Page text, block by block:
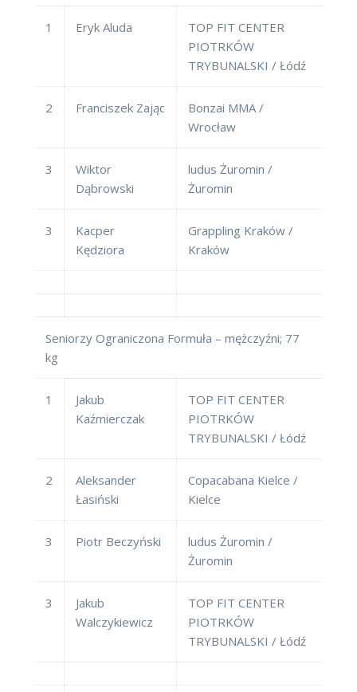
1 Eryk Aluda
TOP FIT CENTER
PIOTRKÓW
TRYBUNALSKI / Łódź
2 Franciszek Zając
Bonzai MMA /
Wrocław
3
Wiktor
Dąbrowski
ludus Żuromin /
Żuromin
3
Kacper
Kędziora
Grappling Kraków /
Kraków
Seniorzy Ograniczona Formuła – mężczyźni; 77
kg
1
Jakub
Kaźmierczak
TOP FIT CENTER
PIOTRKÓW
TRYBUNALSKI / Łódź
2
Aleksander
Łasiński
Copacabana Kielce /
Kielce
3 Piotr Beczyński
ludus Żuromin /
Żuromin
3
Jakub
Walczykiewicz
TOP FIT CENTER
PIOTRKÓW
TRYBUNALSKI / Łódź